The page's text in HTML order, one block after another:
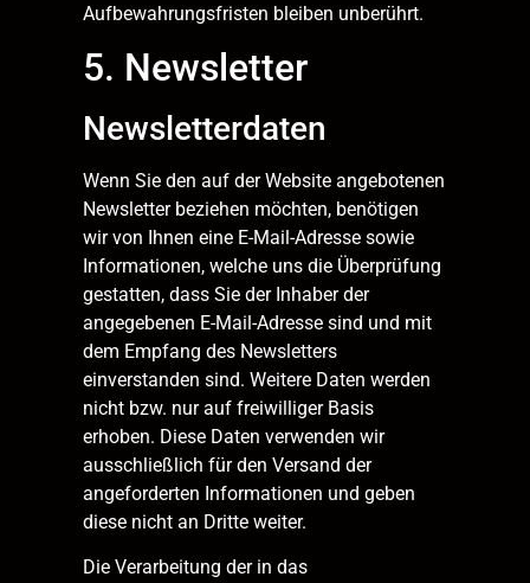
Aufbewahrungsfristen bleiben unberührt.
5. Newsletter
Newsletter­daten
Wenn Sie den auf der Website angebotenen
Newsletter beziehen möchten, benötigen
wir von Ihnen eine E-Mail-Adresse sowie
Informationen, welche uns die Überprüfung
gestatten, dass Sie der Inhaber der
angegebenen E-Mail-Adresse sind und mit
dem Empfang des Newsletters
einverstanden sind. Weitere Daten werden
nicht bzw. nur auf freiwilliger Basis
erhoben. Diese Daten verwenden wir
ausschließlich für den Versand der
angeforderten Informationen und geben
diese nicht an Dritte weiter.
Die Verarbeitung der in das